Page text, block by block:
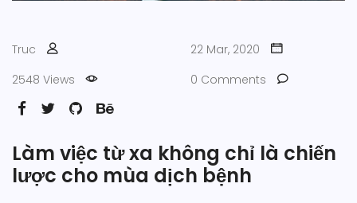
Truc
22 Mar, 2020
2548 Views
0 Comments
Làm việc từ xa không chỉ là chiến
lược cho mùa dịch bệnh